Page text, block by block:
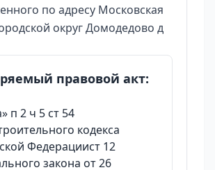
по адресу Московская
округ Домодедово д
правовой акт:
п 2 ч 5 ст 54
кодекса
Федерациист 12
закона от 26